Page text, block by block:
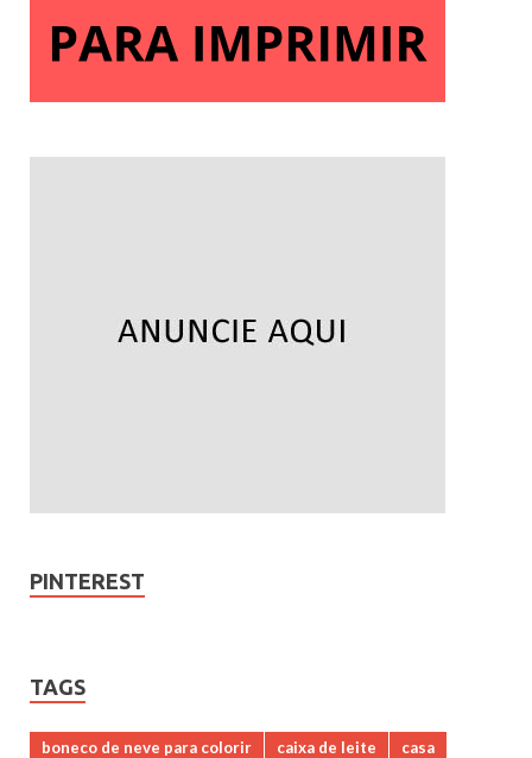
PINTEREST
TAGS
boneco de neve para colorir caixa de leite
casa